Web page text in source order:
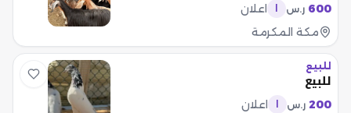
600 ر.س
اعلان
مكة المكرمة
للبيع
للبيع
200 ر.س
اعلان